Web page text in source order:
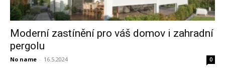
Moderní zastínění pro váš domov i zahradní
pergolu
No name - 16.5.2024 0